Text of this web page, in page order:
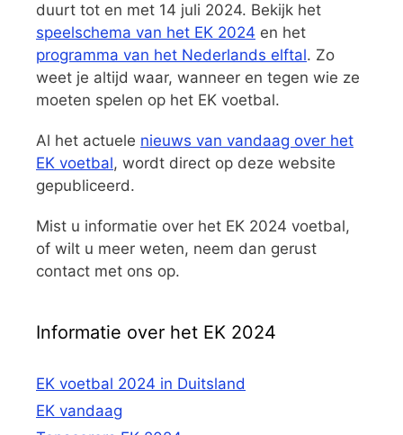
duurt tot en met 14 juli 2024. Bekijk het
speelschema van het EK 2024 en het
programma van het Nederlands elftal. Zo
weet je altijd waar, wanneer en tegen wie ze
moeten spelen op het EK voetbal.
Al het actuele nieuws van vandaag over het
EK voetbal, wordt direct op deze website
gepubliceerd.
Mist u informatie over het EK 2024 voetbal,
of wilt u meer weten, neem dan gerust
contact met ons op.
Informatie over het EK 2024
EK voetbal 2024 in Duitsland
EK vandaag